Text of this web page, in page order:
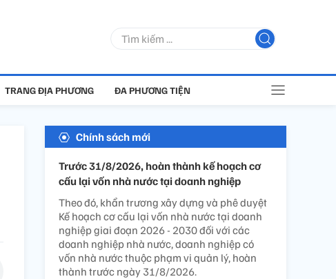
TRANG ĐỊA PHƯƠNG ĐA PHƯƠNG TIỆN
Chính sách mới
Trước 31/8/2026, hoàn thành kế hoạch cơ
cấu lại vốn nhà nước tại doanh nghiệp
Theo đó, khẩn trương xây dựng và phê duyệt
Kế hoạch cơ cấu lại vốn nhà nước tại doanh
nghiệp giai đoạn 2026 - 2030 đối với các
doanh nghiệp nhà nước, doanh nghiệp có
vốn nhà nước thuộc phạm vi quản lý, hoàn
thành trước ngày 31/8/2026.